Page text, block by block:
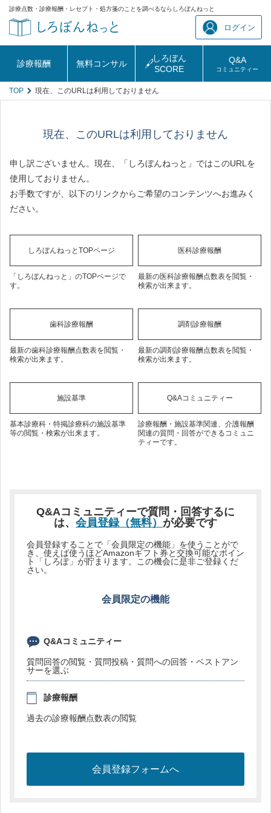
診療点数・診療報酬・レセプト・処方箋のことを調べるならしろぼんねっと
ログイン
診療報酬 無料コンサル
しろぼん
SCORE
Q&A
コミュニティー
TOP 現在、このURLは利用しておりません
現在、このURLは利用しておりません
申し訳ございません。現在、「しろぼんねっと」ではこのURLを
使用しておりません。
お手数ですが、以下のリンクからご希望のコンテンツへお進みく
ださい。
しろぼんねっとTOPページ
「しろぼんねっと」のTOPページで
す。
医科診療報酬
最新の医科診療報酬点数表を閲覧・
検索が出来ます。
歯科診療報酬
最新の歯科診療報酬点数表を閲覧・
検索が出来ます。
調剤診療報酬
最新の調剤診療報酬点数表を閲覧・
検索が出来ます。
施設基準
基本診療科・特掲診療科の施設基準
等の閲覧・検索が出来ます。
Q&Aコミュニティー
診療報酬・施設基準関連、介護報酬
関連の質問・回答ができるコミュニ
ティーです。
Q&Aコミュニティーで質問・回答するに
は、 会員登録（無料） が必要です
会員登録することで「会員限定の機能」を使うことがで
き、使えば使うほどAmazonギフト券と交換可能なポイン
ト「しろぽ」が貯まります。この機会に是非ご登録くだ
さい。
会員限定の機能
Q&Aコミュニティー
質問回答の閲覧・質問投稿・質問への回答・ベストアン
サーを選ぶ
診療報酬
過去の診療報酬点数表の閲覧
会員登録フォームへ